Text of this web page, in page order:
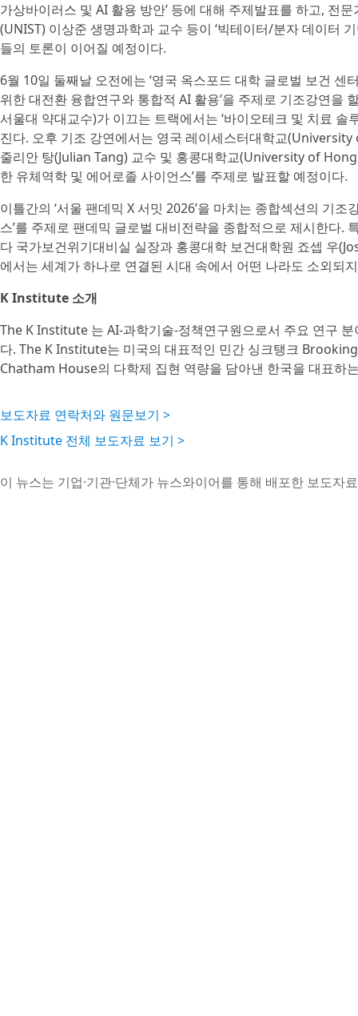
가상바이러스 및 AI 활용 방안’ 등에 대해 주제발표를 하고, 전
(UNIST) 이상준 생명과학과 교수 등이 ‘빅테이터/분자 데이터
들의 토론이 이어질 예정이다.
6월 10일 둘째날 오전에는 ‘영국 옥스포드 대학 글로벌 보건
위한 대전환 융합연구와 통합적 AI 활용’을 주제로 기조강연을
서울대 약대교수)가 이끄는 트랙에서는 ‘바이오테크 및 치료
진다. 오후 기조 강연에서는 영국 레이세스터대학교
줄리안 탕(Julian Tang) 교수 및 홍콩대학교(University of
한 유체역학 및 에어로졸 사이언스’를 주제로 발표할 예정이다.
이틀간의 ‘서울 팬데믹 X 서밋 2026’을 마치는 종합섹션의 기
스’를 주제로 팬데믹 글로벌 대비전략을 종합적으로 제시한다
다 국가보건위기대비실 실장과 홍콩대학 보건대학원 죠셉 우
에서는 세계가 하나로 연결된 시대 속에서 어떤 나라도 소외되
K Institute 소개
The K Institute 는 AI-과학기술-정책연구원으로서 주요 연구
다. The K Institute는 미국의 대표적인 민간 싱크탱크
Chatham House의 다학제 집현 역량을 담아낸 한국을 대표하
보도자료 연락처와 원문보기 >
K Institute 전체 보도자료 보기 >
이 뉴스는 기업·기관·단체가 뉴스와이어를 통해 배포한 보도자